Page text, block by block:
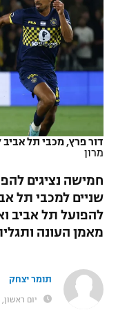
VOD
רץ ברשת
תוצאות
לוח שידורים
ברחבה
"מעל הליגה" –
נבחרת ישראל
מכבי חיפה
בית"ר ירושלים
מכבי תל אביב
הפועל תל אביב
הפועל חיפה
הפועל באר שבע
בני יהודה
ליגה ספרדית
ליגה איטלקית
ליגה צרפתית
ליגה הולנדית
ליגה סינית
ליגה ברזילאית
כדורסל נשים
מכבי תל אביב
הפועל חולון
הפועל ירושלים
דני אבדיה
יורוליג
יורוקאפ
טניס
כדוריד
כדורעף
שחייה
אגרוף
ספורט אולימפי
UFC
היאבקות WWE
דור פרץ, מכבי תל
מרון
שניים למכבי תל
להפועל תל אביב
מאמן העונה
תומר יצחק
יום ראשון, 10:56, 24.05.26